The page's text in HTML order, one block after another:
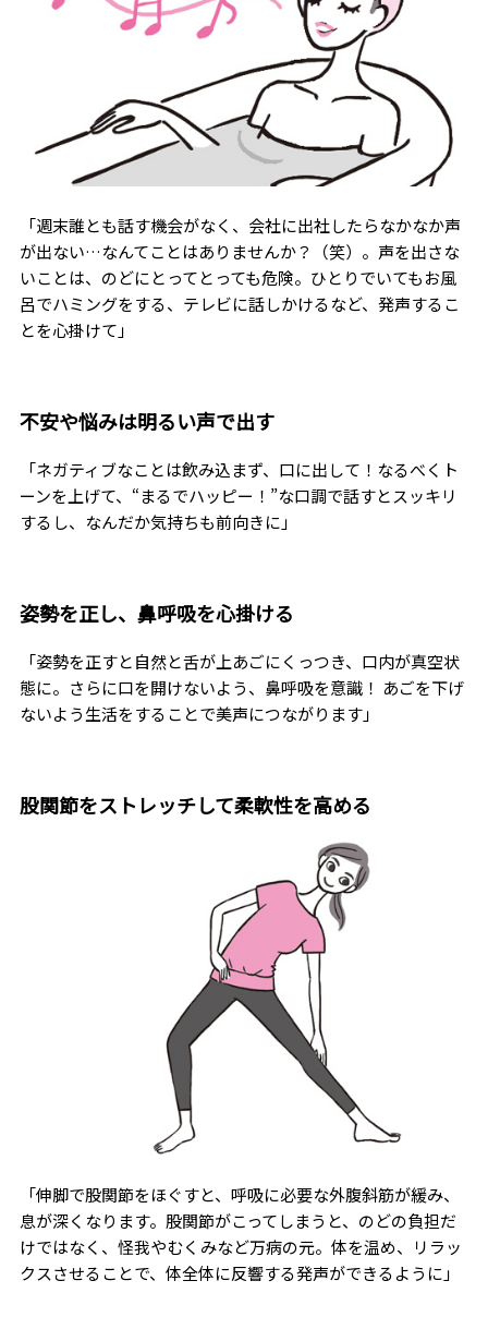
「週末誰とも話す機会がなく、会社に出社したらなかなか声
が出ない…なんてことはありませんか？（笑）。声を出さな
いことは、のどにとってとっても危険。ひとりでいてもお風
呂でハミングをする、テレビに話しかけるなど、発声するこ
とを心掛けて」
不安や悩みは明るい声で出す
「ネガティブなことは飲み込まず、口に出して！なるべくト
ーンを上げて、“まるでハッピー！”な口調で話すとスッキリ
するし、なんだか気持ちも前向きに」
姿勢を正し、鼻呼吸を心掛ける
「姿勢を正すと自然と舌が上あごにくっつき、口内が真空状
態に。さらに口を開けないよう、鼻呼吸を意識！ あごを下げ
ないよう生活をすることで美声につながります」
股関節をストレッチして柔軟性を高める
「伸脚で股関節をほぐすと、呼吸に必要な外腹斜筋が緩み、
息が深くなります。股関節がこってしまうと、のどの負担だ
けではなく、怪我やむくみなど万病の元。体を温め、リラッ
クスさせることで、体全体に反響する発声ができるように」